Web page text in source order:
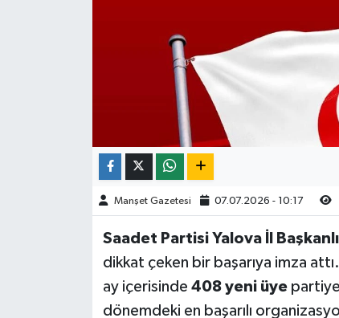
Manşet Gazetesi 07.07.2026 - 10:17
Saadet Partisi Yalova İl
dikkat çeken bir başarıya imza
ay içerisinde 408 yeni üyepartiye
dönemdeki en başarılı